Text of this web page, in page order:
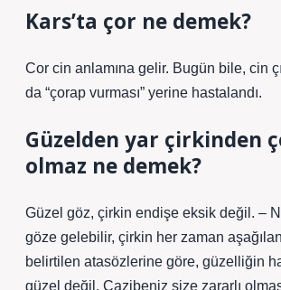
Kars’ta çor ne demek?
Cor cin anlamına gelir. Bugün bile, cin
da “çorap vurması” yerine hastalandı.
Güzelden yar çirkinden
olmaz ne demek?
Güzel göz, çirkin endişe eksik değil. –
göze gelebilir, çirkin her zaman
belirtilen atasözlerine göre, güzelliğin
güzel değil. Cazibeniz size zararlı